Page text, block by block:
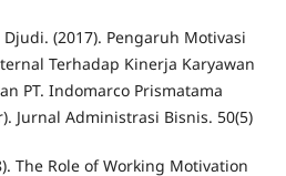
(2017). Pengaruh Motivasi
Terhadap Kinerja Karyawan
PT. Indomarco Prismatama
Jurnal Administrasi Bisnis. 50(5)
The Role of Working Motivation